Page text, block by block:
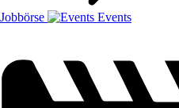
Jobbörse Events